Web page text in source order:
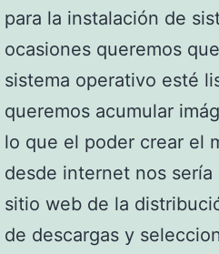
para la instalación de
ocasiones queremos
sistema operativo esté
queremos acumular
lo que el poder crear el
desde internet nos
sitio web de la
de descargas y